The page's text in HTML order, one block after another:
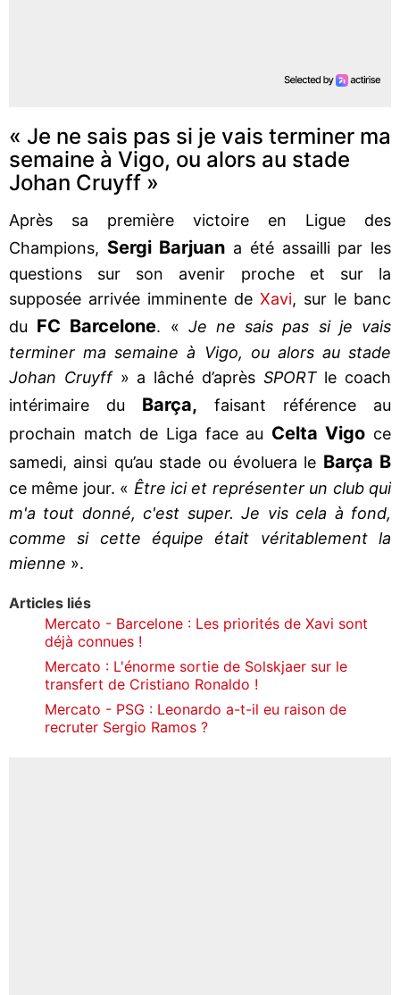
« Je ne sais pas si je vais terminer ma
semaine à Vigo, ou alors au stade
Johan Cruyff »
Après sa première victoire en Ligue des
Champions, Sergi Barjuan a été assailli par les
questions sur son avenir proche et sur la
supposée arrivée imminente de Xavi, sur le banc
du FC Barcelone. « Je ne sais pas si je vais
terminer ma semaine à Vigo, ou alors au stade
Johan Cruyff» a lâché d’après SPORTle coach
intérimaire du Barça, faisant référence au
prochain match de Liga face au Celta Vigo ce
samedi, ainsi qu’au stade ou évoluera le Barça B
ce même jour. « Être ici et représenter un club qui
m'a tout donné, c'est super. Je vis cela à fond,
comme si cette équipe était véritablement la
mienne ».
Articles liés
Mercato - Barcelone : Les priorités de Xavi sont
déjà connues !
Mercato : L'énorme sortie de Solskjaer sur le
transfert de Cristiano Ronaldo !
Mercato - PSG : Leonardo a-t-il eu raison de
recruter Sergio Ramos ?